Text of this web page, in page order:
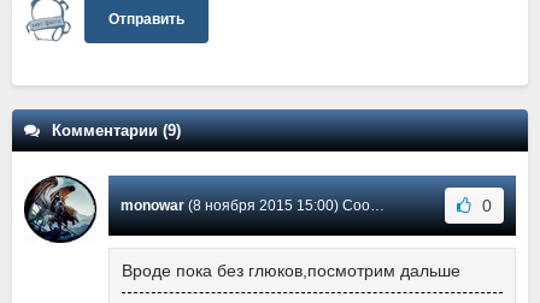
Отправить
Комментарии (9)
monowar(8 ноября 2015 15:00) Сообщение #9 0
Вроде пока без глюков,посмотрим дальше